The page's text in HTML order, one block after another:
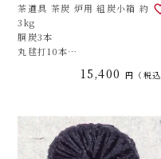
茶道具 茶炭 炉用 組炭小箱 約
3kg
胴炭3本
丸毬打10本
輪胴1本
国産純くぬぎ炭 肥後窯元
15,400 税込